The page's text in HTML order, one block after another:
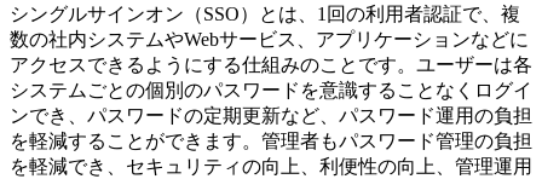
シングルサインオン（SSO）とは、1回の利用者認証で、複
数の社内システムやWebサービス、アプリケーションなどに
アクセスできるようにする仕組みのことです。ユーザーは各
システムごとの個別のパスワードを意識することなくログイ
ンでき、パスワードの定期更新など、パスワード運用の負担
を軽減することができます。管理者もパスワード管理の負担
を軽減でき、セキュリティの向上、利便性の向上、管理運用